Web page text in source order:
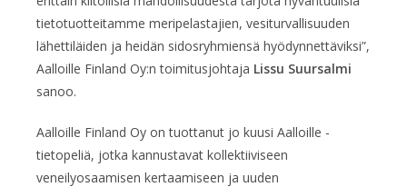
tietotuotteitamme meripelastajien, vesiturvallisuuden
lähettiläiden ja heidän sidosryhmiensä hyödynnettäviksi”,
Aalloille Finland Oy:n toimitusjohtaja Lissu Suursalmi
sanoo.
Aalloille Finland Oy on tuottanut jo kuusi Aalloille -
tietopeliä, jotka kannustavat kollektiiviseen
veneilyosaamisen kertaamiseen ja uuden